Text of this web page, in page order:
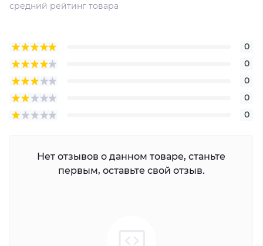
средний рейтинг товара
0
0
0
0
0
Нет отзывов о данном товаре, станьте
первым, оставьте свой отзыв.